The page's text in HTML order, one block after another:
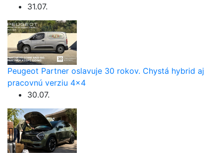
31.07.
Peugeot Partner oslavuje 30 rokov. Chystá hybrid aj
pracovnú verziu 4×4
30.07.